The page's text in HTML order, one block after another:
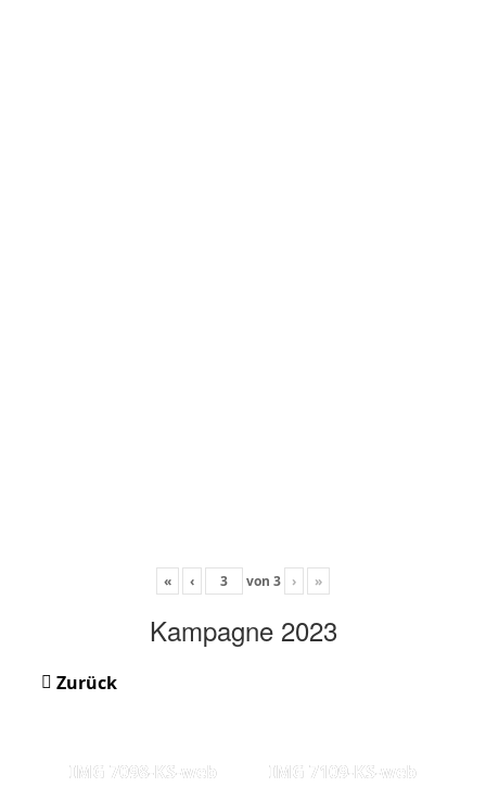
« ‹ von 3 › »
Kampagne 2023
Zurück
IMG 7098-KS-web IMG 7109-KS-web